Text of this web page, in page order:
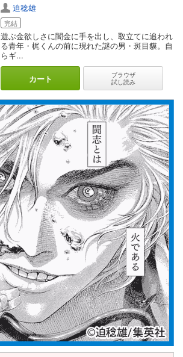
迫稔雄
完結
遊ぶ金欲しさに闇金に手を出し、取立てに追われ
る青年・梶くんの前に現れた謎の男・斑目貘。自
らギ...
カート
ブラウザ
試し読み